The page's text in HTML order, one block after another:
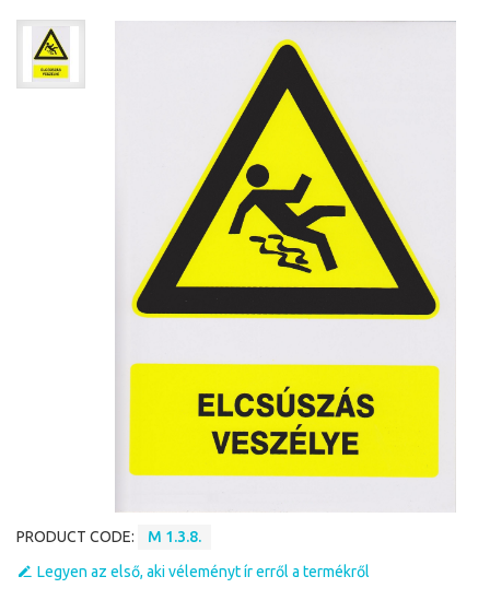
PRODUCT CODE:
M 1.3.8.
Legyen az első, aki véleményt ír erről a termékről